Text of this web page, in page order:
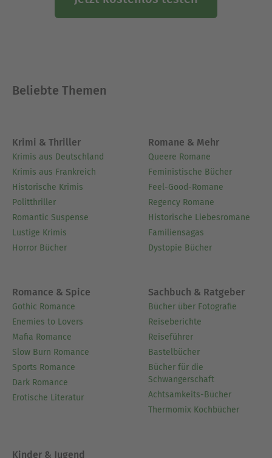
Beliebte Themen
Krimi & Thriller
Krimis aus Deutschland
Krimis aus Frankreich
Historische Krimis
Politthriller
Romantic Suspense
Lustige Krimis
Horror Bücher
Romane & Mehr
Queere Romane
Feministische Bücher
Feel-Good-Romane
Regency Romane
Historische Liebesromane
Familiensagas
Dystopie Bücher
Romance & Spice
Gothic Romance
Enemies to Lovers
Mafia Romance
Slow Burn Romance
Sports Romance
Dark Romance
Erotische Literatur
Sachbuch & Ratgeber
Bücher über Fotografie
Reiseberichte
Reiseführer
Bastelbücher
Bücher für die
Schwangerschaft
Achtsamkeits-Bücher
Thermomix Kochbücher
Kinder & Jugend